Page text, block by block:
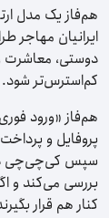
هم‌فاز یک مدل
ایرانیان مهاجر
دوستی، معاشرت
کم‌استرس‌تر شود.
هم‌فاز «ورود
پروفایل و
سپس کی‌چی‌چی در
بررسی می‌کند و
کنار هم قرار